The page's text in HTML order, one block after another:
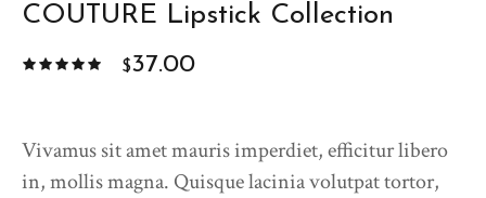
COUTURE Lipstick Collection
$37.00
Vivamus sit amet mauris imperdiet, efficitur libero
in, mollis magna. Quisque lacinia volutpat tortor,